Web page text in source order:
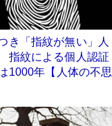
き「指紋が無い」人
紋による個人認証
1000年【人体の不思